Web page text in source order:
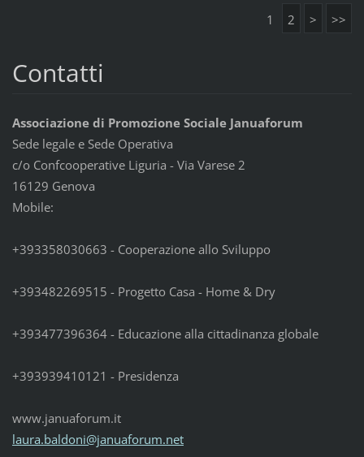
1 2 > >>
Contatti
Associazione di Promozione Sociale Januaforum
Sede legale e Sede Operativa
c/o Confcooperative Liguria - Via Varese 2
16129 Genova
Mobile:
+393358030663 - Cooperazione allo Sviluppo
+393482269515 - Progetto Casa - Home & Dry
+393477396364 - Educazione alla cittadinanza globale
+393939410121 - Presidenza
www.januaforum.it
laura.baldoni@januaforum.net